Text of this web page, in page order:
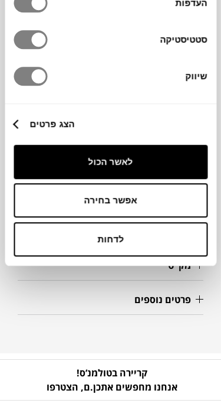
העדפות
סטטיסטיקה
שיווק
הצג פרטים
לאשר הכול
אפשר בחירה
לדחות
פריט שימושי עם נוכחות פיסולית. הוא עשוי אבן
טבעית ומעוצב בצורה גיאומטרית נקייה, עם
חור עגול במרכז שמחזיק ספר פתוח בצורה
שולחן סלון או כפריט דקורטיבי בפני עצמו.
22X22X10.4H ס"מ
מק"ט
פרטים נוספים
קריירה בטולמנ’ס!
אנחנו מחפשים אתכן.ם, הצטרפו